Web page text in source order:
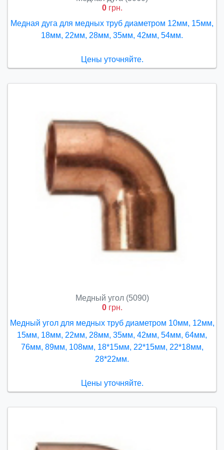
0грн.
Медная дуга для медных труб диаметром 12мм, 15мм,
18мм, 22мм, 28мм, 35мм, 42мм, 54мм.
Цены уточняйте.
Медный угол (5090)
0грн.
Медный угол для медных труб диаметром 10мм, 12мм,
15мм, 18мм, 22мм, 28мм, 35мм, 42мм, 54мм, 64мм,
76мм, 89мм, 108мм, 18*15мм, 22*15мм, 22*18мм,
28*22мм.
Цены уточняйте.